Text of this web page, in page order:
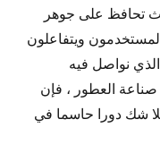
تحافظ على جوهر
ويتفاعلون
نواصل فيه
العطور ، فإن
شك دورا حاسما في